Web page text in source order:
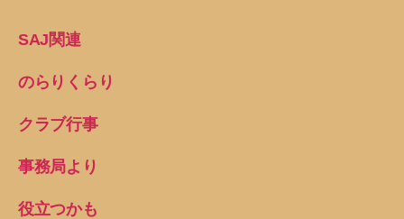
SAJ関連
のらりくらり
クラブ行事
事務局より
役立つかも